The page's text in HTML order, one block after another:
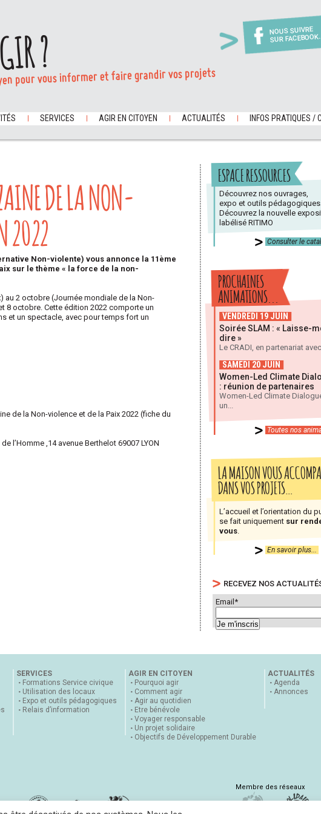
NOUS SUIVRE
SUR
?
pour vous informer et faire grandir vos projets
SERVICES AGIR EN CITOYEN ACTUALITÉS INFOS PRATIQUES /
DE LA NON-
2022
Non-violente) vous annonce la 11ème
sur le thème « la force de la non-
au 2 octobre (Journée mondiale de la Non-
8 octobre. Cette édition 2022 comporte un
et un spectacle, avec pour temps fort un
de la Non-violence et de la Paix 2022 (fiche du
l’Homme ,14 avenue Berthelot 69007 LYON
ESPACE RESSOURCES
Découvrez nos ouvrages,
expo et outils pédagogiques.
Découvrez la nouvelle
labélisé RITIMO
Consulter le
PROCHAINES
ANIMATIONS...
VENDREDI 19 JUIN
Soirée SLAM : « Laisse-
dire »
Le CRADI, en partenariat
SAMEDI 20 JUIN
Women-Led Climate
: réunion de partenaires
Women-Led Climate
un...
Toutes nos
LA MAISON VOUS
DANS VOS PROJETS…
L’accueil et l’orientation du
se fait uniquement sur
vous
En savoir plus...
RECEVEZ NOS
Email*
SERVICES
Formations Service civique
Utilisation des locaux
Expo et outils pédagogiques
Relais d’information
AGIR EN CITOYEN
Pourquoi agir
Comment agir
Agir au quotidien
Etre bénévole
Voyager responsable
Un projet solidaire
Objectifs de Développement Durable
ACTUALITÉS
Agenda
Annonces
Membre des réseaux